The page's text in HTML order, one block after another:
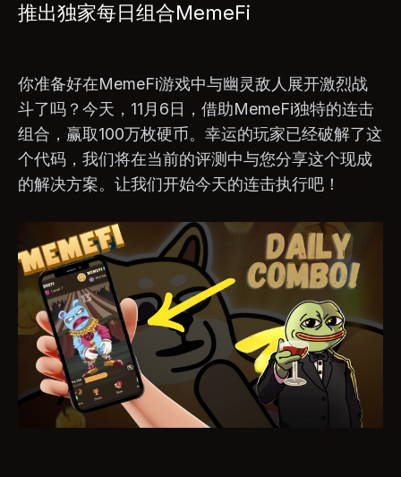
推出独家每日组合MemeFi
你准备好在MemeFi游戏中与幽灵敌人展开激烈战
斗了吗？今天，11月6日，借助MemeFi独特的连击
组合，赢取100万枚硬币。幸运的玩家已经破解了这
个代码，我们将在当前的评测中与您分享这个现成
的解决方案。让我们开始今天的连击执行吧！